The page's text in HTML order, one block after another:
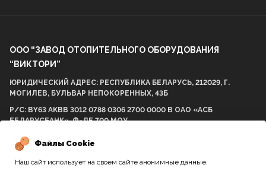
ООО “ЗАВОД ОТОПИТЕЛЬНОГО ОБОРУДОВАНИЯ
“ВИКТОРИ”
ЮРИДИЧЕСКИЙ АДРЕС: РЕСПУБЛИКА БЕЛАРУСЬ, 212029, Г.
МОГИЛЕВ, БУЛЬВАР НЕПОКОРЕННЫХ, 43Б
Р/С: BY63 AKBB 3012 0788 0306 2700 0000 В ОАО «АСБ
БЕЛАРУСБАНК», Ф-ЛЕ 700 МОУ
БИК AKBBBY21700 УНП: 812001575 ОКПО 298057537000
Файлы Cookie
Наш сайт использует на своем сайте анонимные данные,